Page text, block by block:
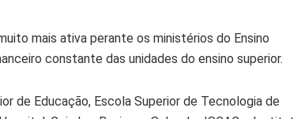
mais ativa perante os ministérios do Ensino
constante das unidades do ensino superior.
de Educação, Escola Superior de Tecnologia de